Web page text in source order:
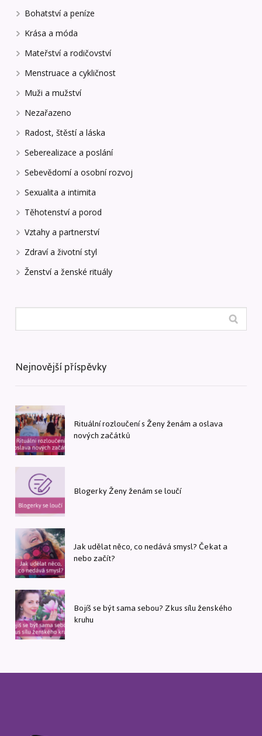
Bohatství a peníze
Krása a móda
Mateřství a rodičovství
Menstruace a cykličnost
Muži a mužství
Nezařazeno
Radost, štěstí a láska
Seberealizace a poslání
Sebevědomí a osobní rozvoj
Sexualita a intimita
Těhotenství a porod
Vztahy a partnerství
Zdraví a životní styl
Ženství a ženské rituály
Nejnovější příspěvky
Rituální rozloučení s Ženy ženám a oslava
nových začátků
Blogerky Ženy ženám se loučí
Jak udělat něco, co nedává smysl? Čekat a
nebo začít?
Bojíš se být sama sebou? Zkus sílu ženského
kruhu